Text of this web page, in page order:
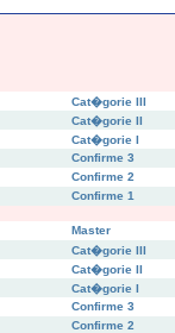
Cat�gorie III
Cat�gorie II
Cat�gorie I
Confirme 3
Confirme 2
Confirme 1
Master
Cat�gorie III
Cat�gorie II
Cat�gorie I
Confirme 3
Confirme 2